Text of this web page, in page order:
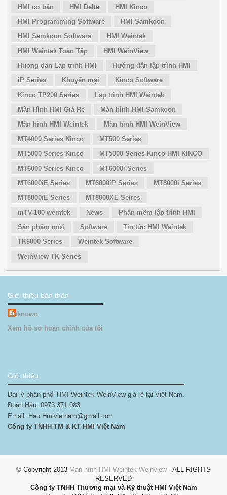
HMI cơ bản
HMI Delta
HMI Kinco
HMI Programming Software
HMI Samkoon
HMI Samkoon Software
HMI Weintek
HMI Weintek Toàn Tập
HMI WeinView
Huong dan Lap trinh HMI
Hướng dẫn lập trình HMI
iP Series
Khuyến mại
Kinco Software
Kinco TP200 Series
Lập trình HMI Weintek
Màn Hình HMI Giá Rẻ
Màn hình HMI Samkoon
Màn hình HMI Weintek
Màn hình HMI WeinView
MT4000 Series Kinco
MT500 Series
MT5000 Series Kinco
MT5000 Series Kinco HMI KINCO
MT6000 Series Kinco
MT6000i Series
MT6000iE Series
MT6000iP Series
MT8000i Series
MT8000iE Series
MT8000XE Seires
mTV-100 weintek
News
Phần mềm lập trình HMI
Sản phẩm mới
Software
Tin tức HMI Weintek
TK6000 Series
Weintek Software
WeinView TK Series
Giới thiệu bản thân
Unknown
Xem hồ sơ hoàn chỉnh của tôi
Giới thiệu
Đại lý phân phối HMI Weintek WeinView giá rẻ tại Việt Nam.
Đoàn Hậu: 0973.371.083
Email: Hau.Hmivietnam@gmail.com
Công ty TNHH TM & KT HMI Việt Nam
© Copyright 2013 Màn hình HMI Weintek Weinview- ALL RIGHTS
RESERVED
Công ty TNHH Thương mại và Kỹ thuật HMI Việt Nam